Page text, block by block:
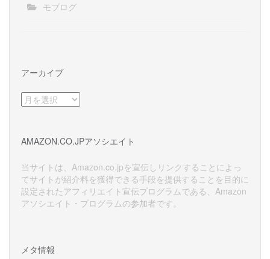
モブログ
アーカイブ
ア
ー
ブ
AMAZON.CO.JPアソシエイト
当サイトは、Amazon.co.jpを宣伝しリンクすることによっ
てサイトが紹介料を獲得できる手段を提供することを目的に
設定されたアフィリエイト宣伝プログラムである、Amazon
アソシエイト・プログラムの参加者です。
メタ情報